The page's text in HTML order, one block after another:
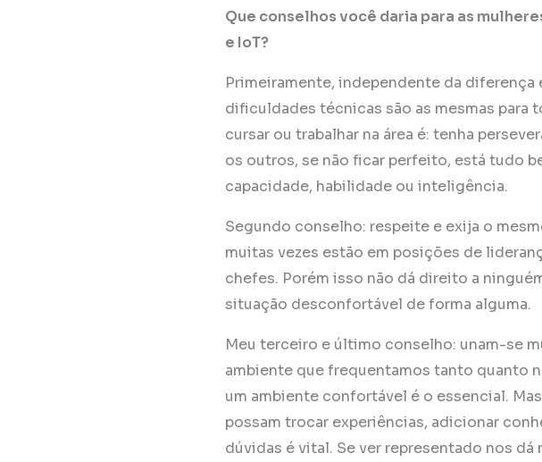
Que conselhos você daria para as
e IoT?
Primeiramente, independente da diferença
dificuldades técnicas são as mesmas para
cursar ou trabalhar na área é: tenha
os outros, se não ficar perfeito, está tudo
capacidade, habilidade ou inteligência.
Segundo conselho: respeite e exija o
muitas vezes estão em posições de
chefes. Porém isso não dá direito a
situação desconfortável de forma alguma.
Meu terceiro e último conselho: unam-se
ambiente que frequentamos tanto quanto
um ambiente confortável é o essencial.
possam trocar experiências, adicionar
dúvidas é vital. Se ver representado nos